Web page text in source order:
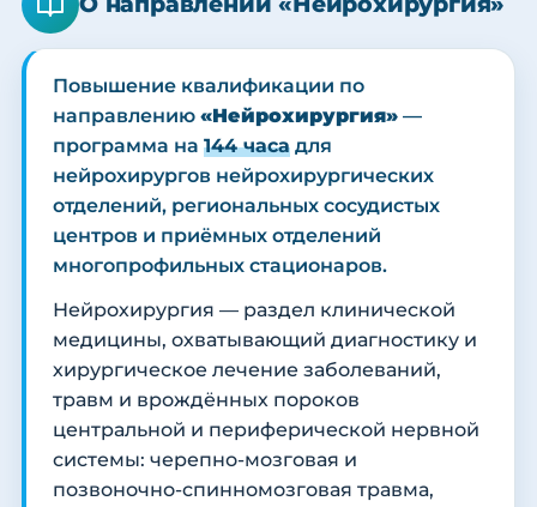
Повышение квалификации по
направлению «Нейрохирургия» —
программа на 144 часа для
нейрохирургов нейрохирургических
отделений, региональных сосудистых
центров и приёмных отделений
многопрофильных стационаров.
Нейрохирургия — раздел клинической
медицины, охватывающий диагностику и
хирургическое лечение заболеваний,
травм и врождённых пороков
центральной и периферической нервной
системы: черепно-мозговая и
позвоночно-спинномозговая травма,